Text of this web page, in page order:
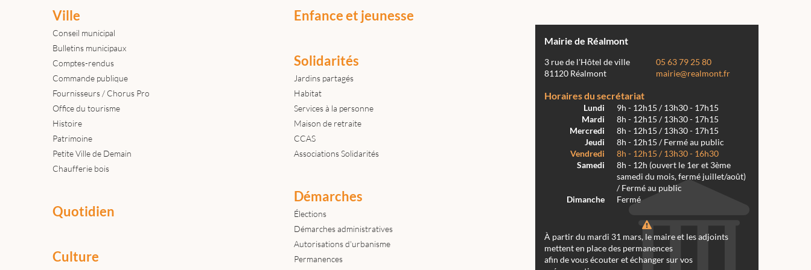
Ville
Conseil municipal
Bulletins municipaux
Comptes-rendus
Commande publique
Fournisseurs / Chorus Pro
Office du tourisme
Histoire
Patrimoine
Petite Ville de Demain
Chaufferie bois
Quotidien
Culture
Enfance et jeunesse
Solidarités
Jardins partagés
Habitat
Services à la personne
Maison de retraite
CCAS
Associations Solidarités
Démarches
Élections
Démarches administratives
Autorisations d'urbanisme
Permanences
Mairie de Réalmont
3 rue de l'Hôtel de ville
81120 Réalmont
05 63 79 25 80
mairie@realmont.fr
Horaires du secrétariat
Lundi
9h - 12h15 / 13h30 - 17h15
Mardi
8h - 12h15 / 13h30 - 17h15
Mercredi
8h - 12h15 / 13h30 - 17h15
Jeudi
8h - 12h15 / Fermé au public
Vendredi
8h - 12h15 / 13h30 - 16h30
Samedi
8h - 12h (ouvert le 1er et 3ème
samedi du mois, fermé juillet/août)
/ Fermé au public
Dimanche
Fermé
À partir du mardi 31 mars, le maire et les adjoints
mettent en place des permanences
afin de vous écouter et échanger sur vos